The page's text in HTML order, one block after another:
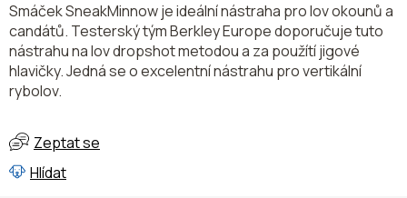
cena:
Smáček SneakMinnow je ideální nástraha pro lov okounů a
candátů. Testerský tým Berkley Europe doporučuje tuto
nástrahu na lov dropshot metodou a za použítí jigové
hlavičky. Jedná se o excelentní nástrahu pro vertikální
rybolov.
Zeptat se
Hlídat